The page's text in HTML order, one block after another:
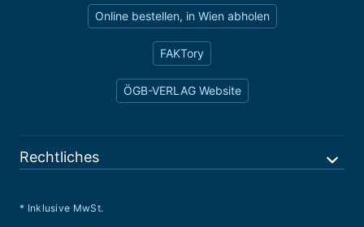
Online bestellen, in Wien abholen
FAKTory
ÖGB-VERLAG Website
Rechtliches
* Inklusive MwSt.